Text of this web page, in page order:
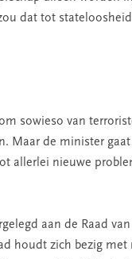
dat tot
sowieso van
Maar de minister
allerlei nieuwe
aan de Raad
houdt zich bezig